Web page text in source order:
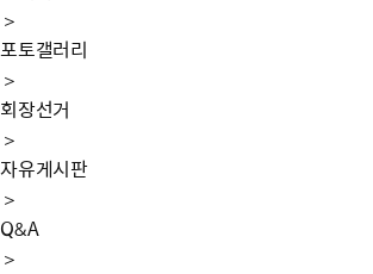
＞
포토갤러리
＞
회장선거
＞
자유게시판
＞
Q&A
＞